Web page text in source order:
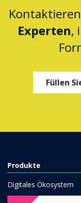
Experten,
Füllen
Produkte
Digitales Ökosystem
Interaktive Displays